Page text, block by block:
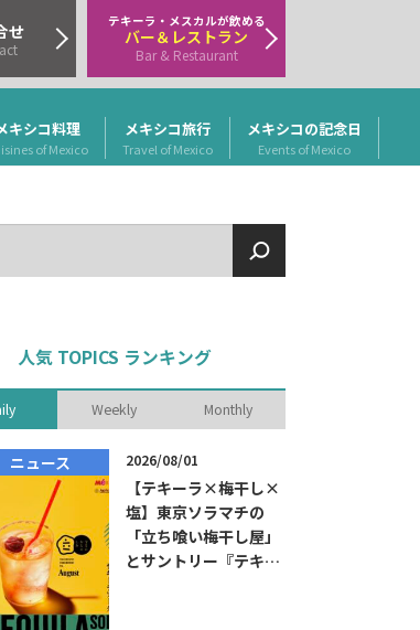
キシコ料理
of Mexico
メキシコ旅行
Travel of Mexico
メキシコの記念日
Events of Mexico
せ テキーラ・メスカルが飲める
バー＆レストラン
Bar & Restaurant
人気 TOPICS ランキング
Weekly Monthly
ニュース 2026/08/01
【テキーラ×梅干し×
塩】東京ソラマチの
「立ち喰い梅干し屋」
とサントリー『テキー